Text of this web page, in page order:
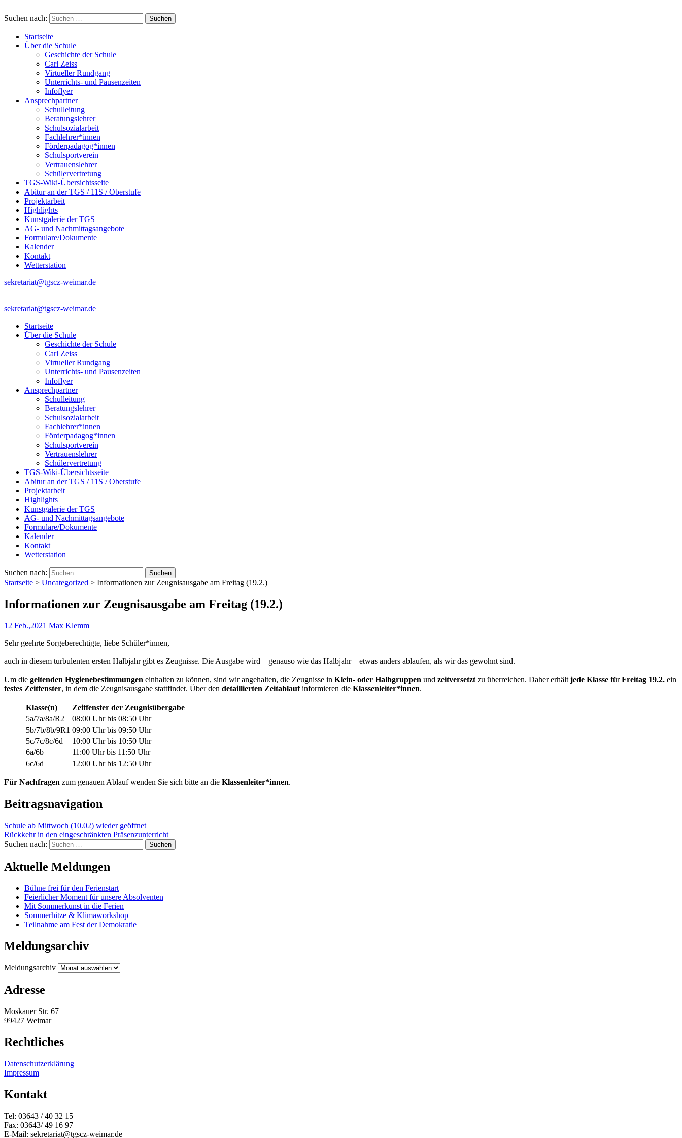
Suchen nach:
Startseite
Über die Schule
Geschichte der Schule
Carl Zeiss
Virtueller Rundgang
Unterrichts- und Pausenzeiten
Infoflyer
Ansprechpartner
Schulleitung
Beratungslehrer
Schulsozialarbeit
Fachlehrer*innen
Förderpadagog*innen
Schulsportverein
Vertrauenslehrer
Schülervertretung
TGS-Wiki-Übersichtsseite
Abitur an der TGS / 11S / Oberstufe
Projektarbeit
Highlights
Kunstgalerie der TGS
AG- und Nachmittagsangebote
Formulare/Dokumente
Kalender
Kontakt
Wetterstation
sekretariat@tgscz-weimar.de
sekretariat@tgscz-weimar.de
Startseite
Über die Schule
Geschichte der Schule
Carl Zeiss
Virtueller Rundgang
Unterrichts- und Pausenzeiten
Infoflyer
Ansprechpartner
Schulleitung
Beratungslehrer
Schulsozialarbeit
Fachlehrer*innen
Förderpadagog*innen
Schulsportverein
Vertrauenslehrer
Schülervertretung
TGS-Wiki-Übersichtsseite
Abitur an der TGS / 11S / Oberstufe
Projektarbeit
Highlights
Kunstgalerie der TGS
AG- und Nachmittagsangebote
Formulare/Dokumente
Kalender
Kontakt
Wetterstation
Suchen nach:
Startseite > Uncategorized > Informationen zur Zeugnisausgabe am Freitag (19.2.)
Informationen zur Zeugnisausgabe am Freitag (19.2.)
12 Feb.,2021 Max Klemm
Sehr geehrte Sorgeberechtigte, liebe Schüler*innen,
auch in diesem turbulenten ersten Halbjahr gibt es Zeugnisse. Die Ausgabe wird – genauso wie das Halbjahr – etwas anders ablaufen, als wir das gewohnt sind.
Um die geltenden Hygienebestimmungen einhalten zu können, sind wir angehalten, die Zeugnisse in Klein- oder Halbgruppen und zeitversetzt zu überreichen. Daher erhält jede Klasse fürFreitag 19.2. ein
festes Zeitfenster, in dem die Zeugnisausgabe stattfindet. Über den detaillierten Zeitablaufinformieren die Klassenleiter*innen.
Klasse(n)
Zeitfenster der Zeugnisübergabe
5a/7a/8a/R2
08:00 Uhr bis 08:50 Uhr
5b/7b/8b/9R1 09:00 Uhr bis 09:50 Uhr
5c/7c/8c/6d
10:00 Uhr bis 10:50 Uhr
6a/6b
11:00 Uhr bis 11:50 Uhr
6c/6d
12:00 Uhr bis 12:50 Uhr
Für Nachfragen zum genauen Ablauf wenden Sie sich bitte an die Klassenleiter*innen.
Beitragsnavigation
Schule ab Mittwoch (10.02) wieder geöffnet
Rückkehr in den eingeschränkten Präsenzunterricht
Suchen nach:
Aktuelle Meldungen
Bühne frei für den Ferienstart
Feierlicher Moment für unsere Absolventen
Mit Sommerkunst in die Ferien
Sommerhitze & Klimaworkshop
Teilnahme am Fest der Demokratie
Meldungsarchiv
Meldungsarchiv
Adresse
Moskauer Str. 67
99427 Weimar
Rechtliches
Datenschutzerklärung
Impressum
Kontakt
Tel: 03643 / 40 32 15
Fax: 03643/ 49 16 97
E-Mail: sekretariat@tgscz-weimar.de